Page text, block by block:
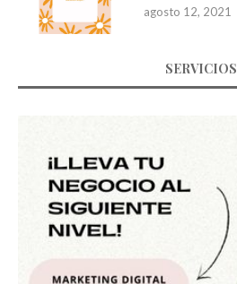
agosto 12, 2021
SERVICIOS